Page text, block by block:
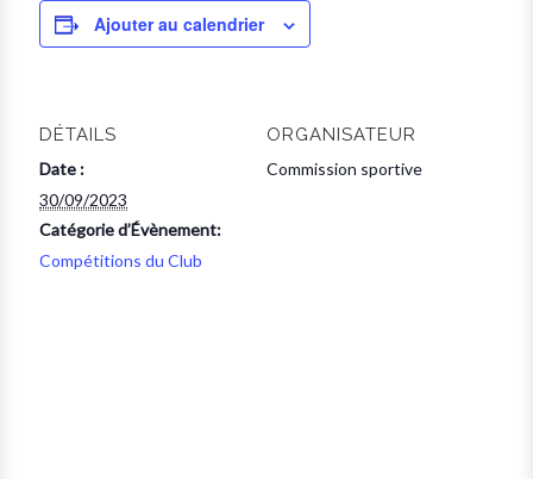
Ajouter au calendrier
DÉTAILS
Date :
30/09/2023
Catégorie d’Évènement:
Compétitions du Club
ORGANISATEUR
Commission sportive